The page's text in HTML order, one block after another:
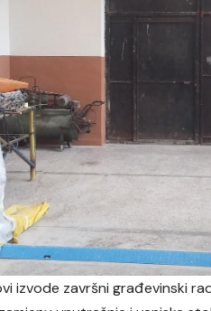
izvode završni građevinski